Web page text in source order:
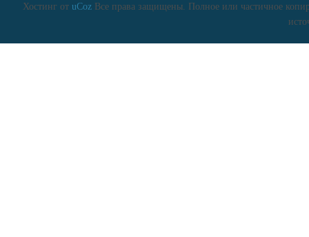
Хостинг от uCozВсе права защищены. Полное или частичное